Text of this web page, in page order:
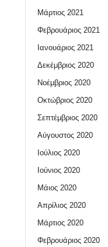
Μάρτιος 2021
Φεβρουάριος 2021
Ιανουάριος 2021
Δεκέμβριος 2020
Νοέμβριος 2020
Οκτώβριος 2020
Σεπτέμβριος 2020
Αύγουστος 2020
Ιούλιος 2020
Ιούνιος 2020
Μάιος 2020
Απρίλιος 2020
Μάρτιος 2020
Φεβρουάριος 2020